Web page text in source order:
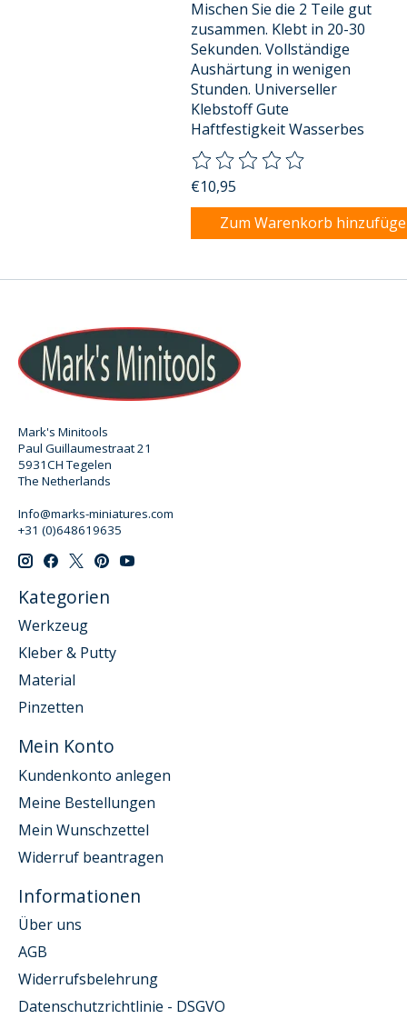
Mischen Sie die 2 Teile gut
zusammen. Klebt in 20-30
Sekunden. Vollständige
Aushärtung in wenigen
Stunden. Universeller
Klebstoff Gute
Haftfestigkeit Wasserbes
Die Bewertung dieses
€10,95
Zum Warenkorb
Mark's Minitools
Paul Guillaumestraat 21
5931CH Tegelen
The Netherlands
Info@marks-miniatures.com
+31 (0)648619635
Kategorien
Werkzeug
Kleber & Putty
Material
Pinzetten
Mein Konto
Kundenkonto anlegen
Meine Bestellungen
Mein Wunschzettel
Widerruf beantragen
Informationen
Über uns
AGB
Widerrufsbelehrung
Datenschutzrichtlinie - DSGVO